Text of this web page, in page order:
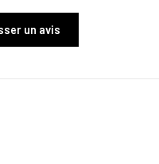
un avis